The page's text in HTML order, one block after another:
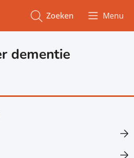
Zoeken Menu
dementie